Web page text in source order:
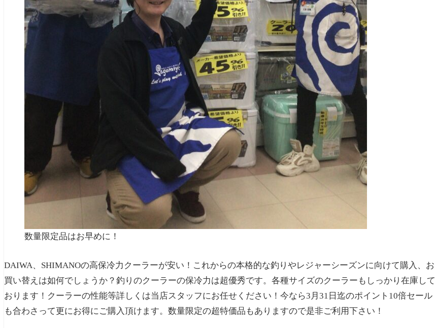
数量限定品はお早めに！
DAIWA、SHIMANOの高保冷力クーラーが安い！これからの本格的な釣りやレジャーシーズンに向けて購入、お
買い替えは如何でしょうか？釣りのクーラーの保冷力は超優秀です。各種サイズのクーラーもしっかり在庫して
おります！クーラーの性能等詳しくは当店スタッフにお任せください！今なら3月31日迄のポイント10倍セール
も合わさって更にお得にご購入頂けます。数量限定の超特価品もありますので是非ご利用下さい！